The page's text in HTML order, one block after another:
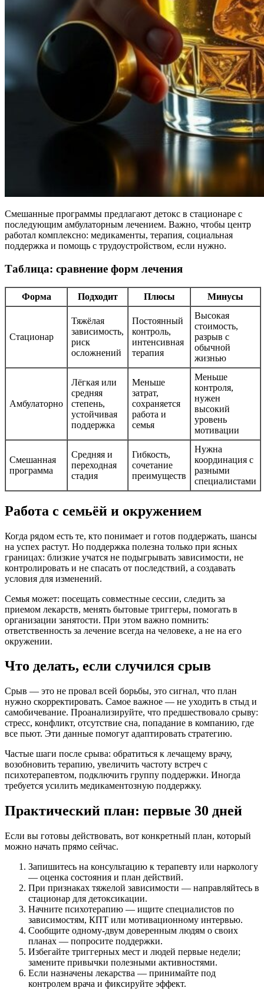
Смешанные программы предлагают детокс в стационаре с
последующим амбулаторным лечением. Важно, чтобы центр
работал комплексно: медикаменты, терапия, социальная
поддержка и помощь с трудоустройством, если нужно.
Таблица: сравнение форм лечения
Форма Подходит Плюсы Минусы
Стационар
Тяжёлая
зависимость,
риск
осложнений
Постоянный
контроль,
интенсивная
терапия
Высокая
стоимость,
разрыв с
обычной
жизнью
Амбулаторно
Лёгкая или
средняя
степень,
устойчивая
поддержка
Меньше
затрат,
сохраняется
работа и
семья
Меньше
контроля,
нужен
высокий
уровень
мотивации
Смешанная
программа
Средняя и
переходная
стадия
Гибкость,
сочетание
преимуществ
Нужна
координация с
разными
специалистами
Работа с семьёй и окружением
Когда рядом есть те, кто понимает и готов поддержать, шансы
на успех растут. Но поддержка полезна только при ясных
границах: близкие учатся не подыгрывать зависимости, не
контролировать и не спасать от последствий, а создавать
условия для изменений.
Семья может: посещать совместные сессии, следить за
приемом лекарств, менять бытовые триггеры, помогать в
организации занятости. При этом важно помнить:
ответственность за лечение всегда на человеке, а не на его
окружении.
Что делать, если случился срыв
Срыв — это не провал всей борьбы, это сигнал, что план
нужно скорректировать. Самое важное — не уходить в стыд и
самобичевание. Проанализируйте, что предшествовало срыву:
стресс, конфликт, отсутствие сна, попадание в компанию, где
все пьют. Эти данные помогут адаптировать стратегию.
Частые шаги после срыва: обратиться к лечащему врачу,
возобновить терапию, увеличить частоту встреч с
психотерапевтом, подключить группу поддержки. Иногда
требуется усилить медикаментозную поддержку.
Практический план: первые 30 дней
Если вы готовы действовать, вот конкретный план, который
можно начать прямо сейчас.
Запишитесь на консультацию к терапевту или наркологу
— оценка состояния и план действий.
При признаках тяжелой зависимости — направляйтесь в
стационар для детоксикации.
Начните психотерапию — ищите специалистов по
зависимостям, КПТ или мотивационному интервью.
Сообщите одному-двум доверенным людям о своих
планах — попросите поддержки.
Избегайте триггерных мест и людей первые недели;
замените привычки полезными активностями.
Если назначены лекарства — принимайте под
контролем врача и фиксируйте эффект.